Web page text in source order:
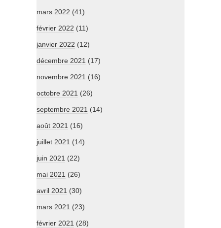
mars 2022 (41)
février 2022 (11)
janvier 2022 (12)
décembre 2021 (17)
novembre 2021 (16)
octobre 2021 (26)
septembre 2021 (14)
août 2021 (16)
juillet 2021 (14)
juin 2021 (22)
mai 2021 (26)
avril 2021 (30)
mars 2021 (23)
février 2021 (28)